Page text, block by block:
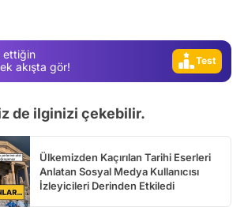
ettiğin
akışta gör!
Test
de ilginizi çekebilir.
Ülkemizden Kaçırılan Tarihi Eserleri
Anlatan Sosyal Medya Kullanıcısı
İzleyicileri Derinden Etkiledi